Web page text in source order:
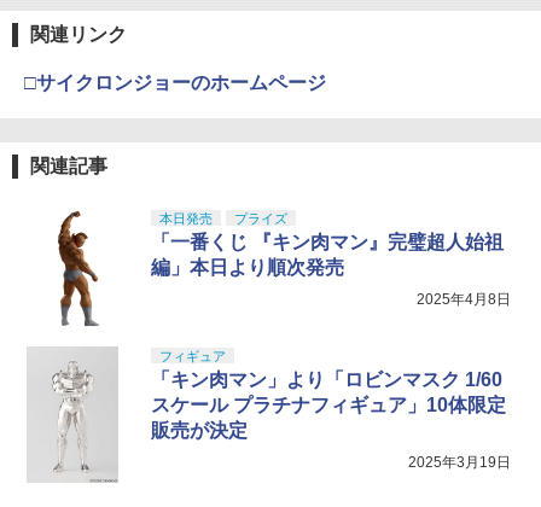
関連リンク
□サイクロンジョーのホームページ
関連記事
本日発売 プライズ
「一番くじ 『キン肉マン』完璧超人始祖
編」本日より順次発売
2025年4月8日
フィギュア
「キン肉マン」より「ロビンマスク 1/60
スケール プラチナフィギュア」10体限定
販売が決定
2025年3月19日